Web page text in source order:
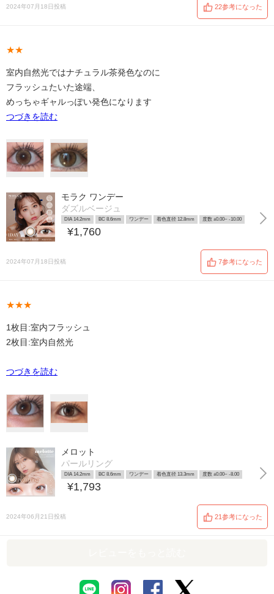
2024年07月18日投稿 22参考になった
★★
室内自然光ではナチュラル茶発色なのに
フラッシュたいた途端、
めっちゃギャルっぽい発色になります
つづきを読む
モラク ワンデー
ダズルベージュ
DIA 14.2mm BC 8.6mm ワンデー 着色直径 12.8mm 度数 ±0.00~ -10.00
¥1,760
2024年07月18日投稿 7参考になった
★★★
1枚目:室内フラッシュ
2枚目:室内自然光
つづきを読む
メロット
パールリング
DIA 14.2mm BC 8.6mm ワンデー 着色直径 13.3mm 度数 ±0.00~ -8.00
¥1,793
2024年06月21日投稿 21参考になった